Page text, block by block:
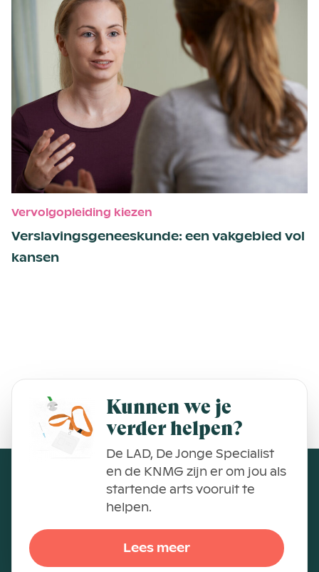
Vervolgopleiding kiezen
Verslavings­geneeskunde: een vakgebied vol
kansen
Kunnen we je
verder helpen?
De LAD, De Jonge Specialist
en de KNMG zijn er om jou als
startende arts vooruit te
helpen.
Lees meer